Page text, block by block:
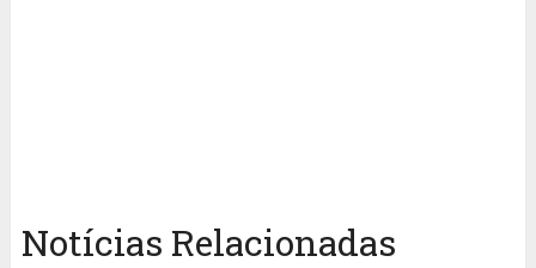
Notícias Relacionadas